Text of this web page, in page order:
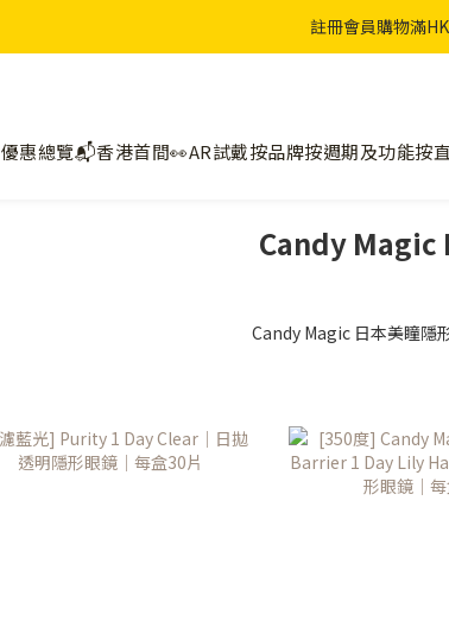
註冊會員購物滿
優惠總覽📬香港首間👀AR試戴按品牌按週期及功能按
Candy
Candy Magic 日本美瞳隱